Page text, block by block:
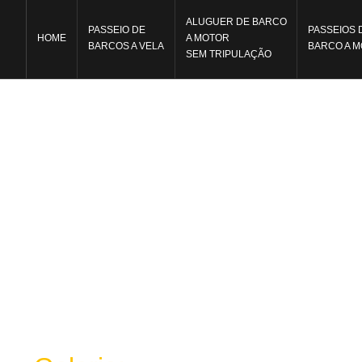
HOME
PASSEIO DE
BARCOS A VELA
ALUGUER DE BARCO
A MOTOR
SEM TRIPULAÇÃO
PASSEIOS
BARCO A